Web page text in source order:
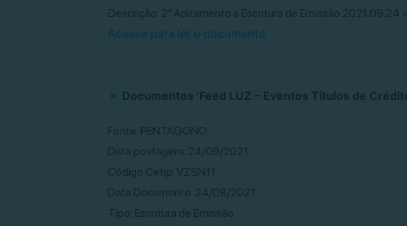
Descrição: 2º Aditamento a Escritura de Emissão 2021.09.24
Acesse para ler o documento
Documentos ‘Feed LUZ – Eventos Títulos de
Fonte: PENTAGONO
Data postagem: 24/09/2021
Código Cetip: VZSN11
Data Documento: 24/08/2021
Tipo: Escritura de Emissão